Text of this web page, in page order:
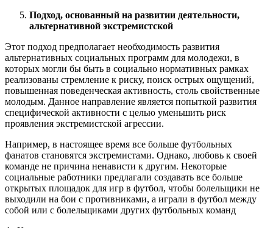
Подход, основанный на развитии деятельности,
альтернативной экстремистской
Этот подход предполагает необходимость развития
альтернативных социальных программ для молодежи, в
которых могли бы быть в социально нормативных рамках
реализованы стремление к риску, поиск острых ощущений,
повышенная поведенческая активность, столь свойственные
молодым. Данное направление является попыткой развития
специфической активности с целью уменьшить риск
проявления экстремистской агрессии.
Например, в настоящее время все больше футбольных
фанатов становятся экстремистами. Однако, любовь к своей
команде не причина ненависти к другим. Некоторые
социальные работники предлагали создавать все больше
открытых площадок для игр в футбол, чтобы болельщики не
выходили на бои с противниками, а играли в футбол между
собой или с болельщиками других футбольных команд